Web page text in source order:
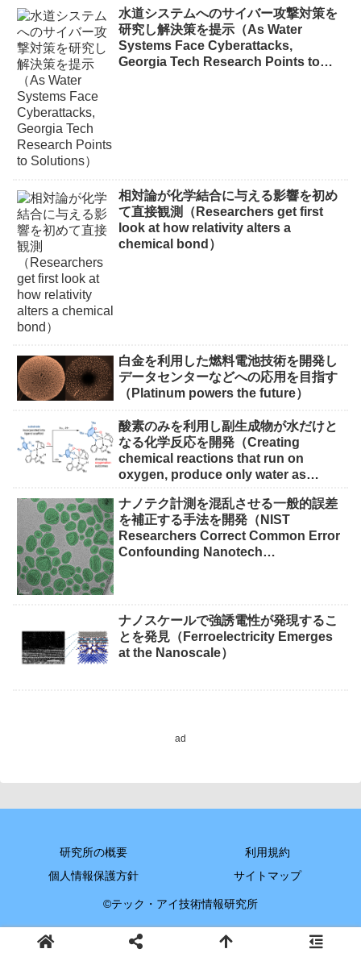
水道システムへのサイバー攻撃対策を
研究し解決策を提示（As Water
Systems Face Cyberattacks,
Georgia Tech Research Points to
相対論が化学結合に与える影響を初め
て直接観測（Researchers get first
look at how relativity alters a
chemical bond）
白金を利用した燃料電池技術を開発し
データセンターなどへの応用を目指す
（Platinum powers the future）
酸素のみを利用し副生成物が水だけと
なる化学反応を開発（Creating
chemical reactions that run on
oxygen, produce only water as
ナノテク計測を混乱させる一般的誤差
を補正する手法を開発（NIST
Researchers Correct Common Error
Confounding Nanotech
ナノスケールで強誘電性が発現するこ
とを発見（Ferroelectricity Emerges
at the Nanoscale）
ad
研究所の概要
利用規約
個人情報保護方針
サイトマップ
©テック・アイ技術情報研究所